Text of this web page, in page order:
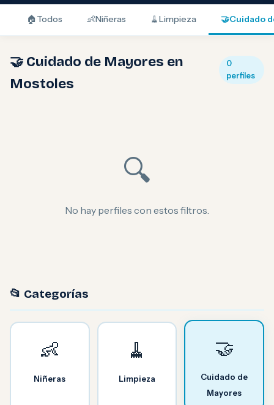
🏠 Todos 👶Niñeras 🧹Limpieza 🤝Cuidado
🤝 Cuidado de Mayores en
Mostoles
0
perfiles
🔍
No hay perfiles con estos filtros.
📂 Categorías
👶
Niñeras
🧹
Limpieza
🤝
Cuidado de
Mayores